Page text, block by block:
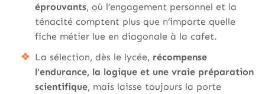
éprouvants, où l’engagement personnel et la
ténacité comptent plus que n’importe quelle
fiche métier lue en diagonale à la cafet.
La sélection, dès le lycée, récompense
l’endurance, la logique et une vraie préparation
scientifique, mais laisse toujours la porte